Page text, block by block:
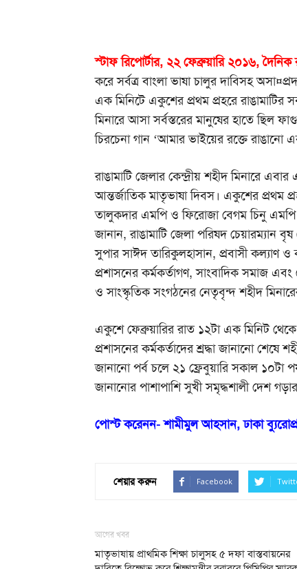
স্টাফ রিপোর্টার, ২২ ফেব্রুয়ারি ২০১৬, দৈনিক
করে সর্বত্র বাংলা ভাষা চালুর দাবিসহ
এক মিনিটে একুশের প্রথম প্রহরে রাঙামাটির
মিনারে আসা সর্বস্তরের মানুষের হাতে ছিল
চিরচেনা গান ‘আমার ভাইয়ের রক্তে রাঙানো
রাঙামাটি জেলার কেন্দ্রীয় শহীদ মিনারে
আন্তর্জাতিক মাতৃভাষা দিবস। একুশের প্রথম
তালুকদার এমপি ও ফিরোজা বেগম চিনু এমপি
জানান, রাঙামাটি জেলা পরিষদ
সুপার সাঈদ তারিকুলহাসান, প্রবাসী কল্যাণ ও
প্রশাসনের কর্মকর্তাগণ, সাংবাদিক সমাজ
ও সাংস্কৃতিক সংগঠনের নেতৃবৃন্দ শহীদ
একুশে ফেব্রুয়ারির রাত ১২টা এক মিনিট থেকে
প্রশাসনের কর্মকর্তাদের শ্রদ্ধা জানানো শেষে
জানানো পর্ব চলে ২১ ফ্রেবুয়ারি সকাল ১০টা
জানানোর পাশাপাশি সুখী সমৃদ্ধশালী দেশ
পোস্ট করেনন- শামীমুল আহসান, ঢাকা
শেয়ার করুন Facebook
আগের খবর
মাতৃভাষায় প্রাথমিক শিক্ষা চালুসহ ৫ দফা বাস্তবায়নের